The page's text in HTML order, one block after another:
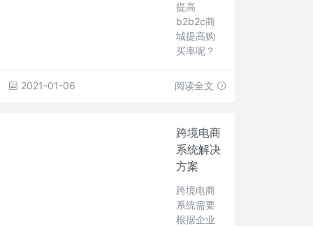
提高
b2b2c商
城提高购
买率呢？
2021-01-06 阅读全文
跨境电商
系统解决
方案
跨境电商
系统需要
根据企业